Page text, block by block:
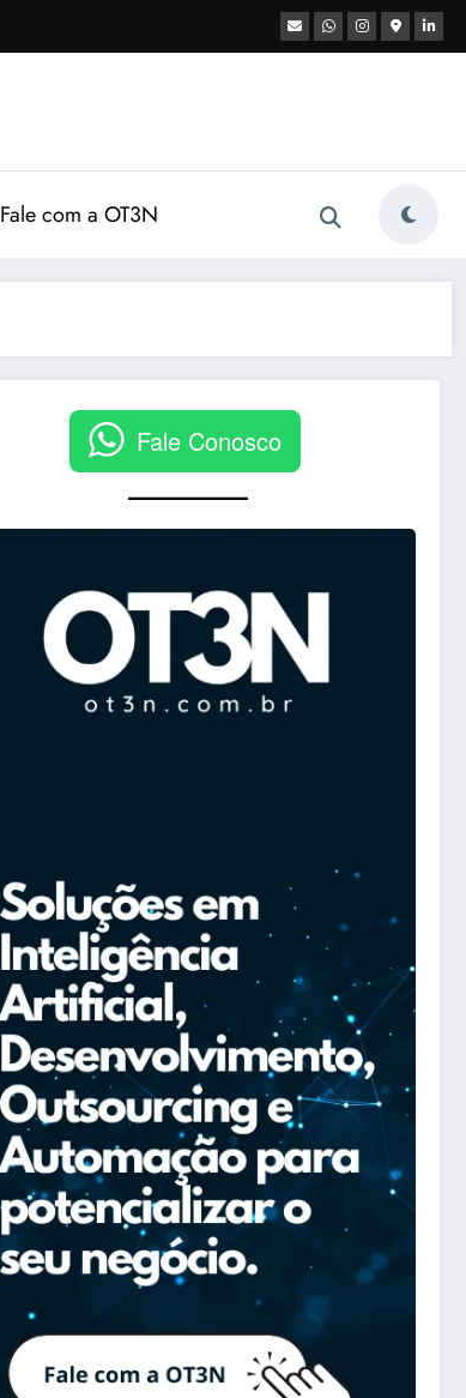
Fale com a OT3N
Fale Conosco